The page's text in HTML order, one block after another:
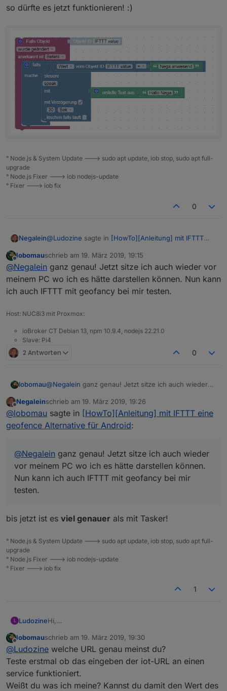
so dürfte es jetzt funktionieren! :)
° Node.js & System Update ---> sudo apt update, iob stop, sudo apt full-
upgrade
° Node.js Fixer ---> iob nodejs-update
° Fixer ---> iob fix
0
Negalein@Ludozine sagte in [HowTo][Anleitung] mit IFTTT
ich habe soweit iftt eingerichtet, wenn ich die
URL im Browser eingebe um zu testen, steht
Beim iot-Adapter ist in den States "undefined".
zu Hause bin.
was hast du wo eingestellt?
Kannst du bitte Screenshots zeigen.
Offline
lobomauschrieb am 19. März 2019, 19:15
zuletzt editiert von
@Negalein ganz genau! Jetzt sitze ich auch wieder vor
meinem PC wo ich es hätte darstellen können. Nun kann
ich auch IFTTT mit geofancy bei mir testen.
Host: NUC8i3 mit Proxmox:
ioBroker CT Debian 13, npm 10.9.4, nodejs 22.21.0
Slave: Pi4
2 Antworten 0
lobomau@Negalein ganz genau! Jetzt sitze ich auch wieder
Nun kann ich auch IFTTT mit geofancy bei mir testen.
Offline
Negaleinschrieb am 19. März 2019, 19:26
zuletzt editiert von
@lobomau sagte in [HowTo][Anleitung] mit IFTTT eine
geofence Alternative für Android:
@Negalein ganz genau! Jetzt sitze ich auch wieder
vor meinem PC wo ich es hätte darstellen können.
Nun kann ich auch IFTTT mit geofancy bei mir
testen.
bis jetzt ist es viel genauer als mit Tasker!
° Node.js & System Update ---> sudo apt update, iob stop, sudo apt full-
upgrade
° Node.js Fixer ---> iob nodejs-update
° Fixer ---> iob fix
1
L LudozineHi,
ich habe soweit iftt eingerichtet, wenn ich die URL im
Browser eingebe um zu testen, steht dort nur "null".
Beim iot-Adapter ist in den States "undefined".
eigentlich sollte dort anwesend stehen wenn ich zu
Hause bin.
Offline
lobomauschrieb am 19. März 2019, 19:30
zuletzt editiert von
@Ludozine welche URL genau meinst du?
Teste erstmal ob das eingeben der iot-URL an einen
service funktioniert.
Weißt du was ich meine? Kannst du damit den Wert des